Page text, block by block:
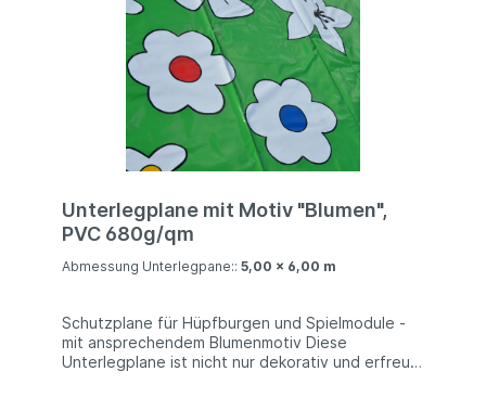
Unterlegplane mit Motiv "Blumen",
PVC 680g/qm
Abmessung Unterlegpane:: 5,00 x 6,00 m
Schutzplane für Hüpfburgen und Spielmodule -
mit ansprechendem Blumenmotiv Diese
Unterlegplane ist nicht nur dekorativ und erfreut